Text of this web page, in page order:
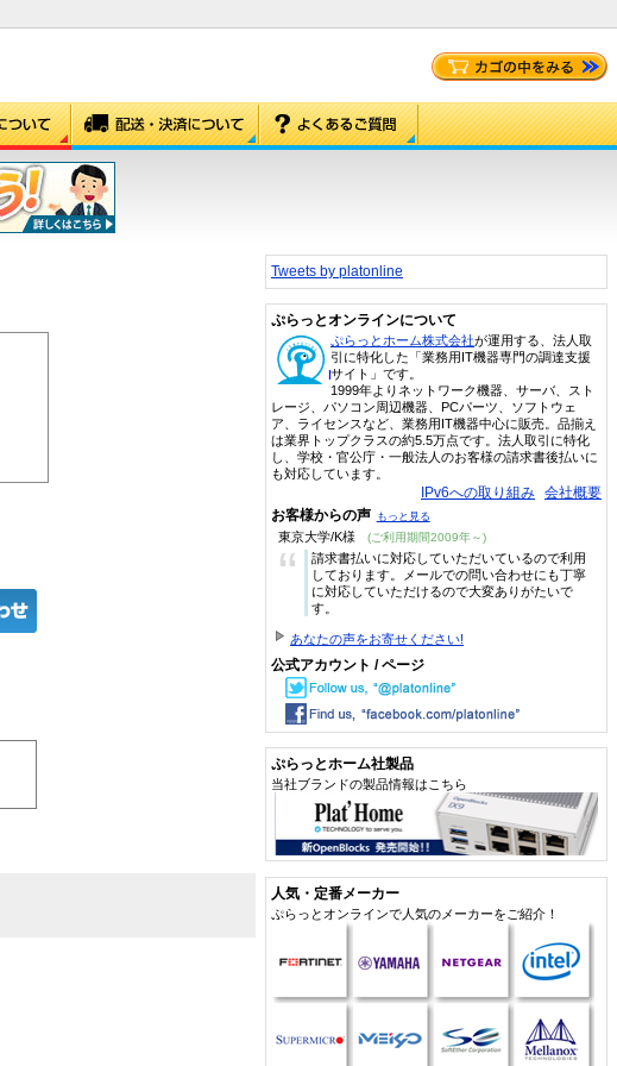
Tweets by platonline
ぷらっとオンラインについて
ぷらっとホーム株式会社が運用する、法人取
引に特化した「業務用IT機器専門の調達支援
サイト」です。
1999年よりネットワーク機器、サーバ、スト
レージ、パソコン周辺機器、PCパーツ、ソフトウェ
ア、ライセンスなど、業務用IT機器中心に販売。品揃え
は業界トップクラスの約5.5万点です。法人取引に特化
し、学校・官公庁・一般法人のお客様の請求書後払いに
も対応しています。
IPv6への取り組み 会社概要
お客様からの声 もっと見る
東京大学/K様 (ご利用期間2009年～)
“
請求書払いに対応していただいているので利用
しております。メールでの問い合わせにも丁寧
に対応していただけるので大変ありがたいで
す。
あなたの声をお寄せください!
公式アカウント / ページ
ぷらっとホーム社製品
当社ブランドの製品情報はこちら
人気・定番メーカー
ぷらっとオンラインで人気のメーカーをご紹介！